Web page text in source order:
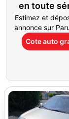
en toute
Estimez et
annonce sur
Cote auto